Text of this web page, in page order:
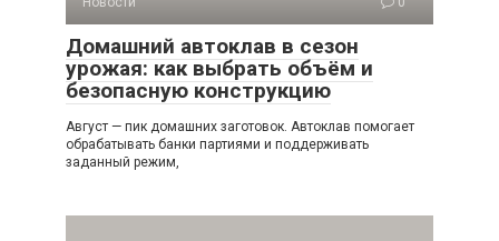
Домашний автоклав в сезон
урожая: как выбрать объём и
безопасную конструкцию
Август — пик домашних заготовок. Автоклав помогает
обрабатывать банки партиями и поддерживать
заданный режим,